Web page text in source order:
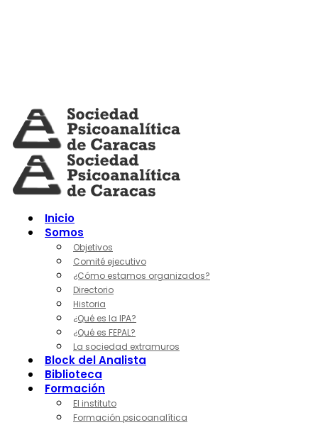
Inicio
Somos
Objetivos
Comité ejecutivo
¿Cómo estamos organizados?
Directorio
Historia
¿Qué es la IPA?
¿Qué es FEPAL?
La sociedad extramuros
Block del Analista
Biblioteca
Formación
El instituto
Formación psicoanalítica